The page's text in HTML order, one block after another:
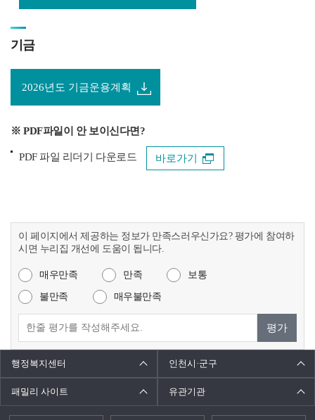
기금
2026년도 기금운용계획
※ PDF파일이 안 보이신다면?
PDF 파일 리더기 다운로드 바로가기
이 페이지에서 제공하는 정보가 만족스러우신가요? 평가에 참여하
시면 누리집 개선에 도움이 됩니다.
매우만족 만족 보통
불만족 매우불만족
평가
행정복지센터 인천시·군구
패밀리 사이트 유관기관